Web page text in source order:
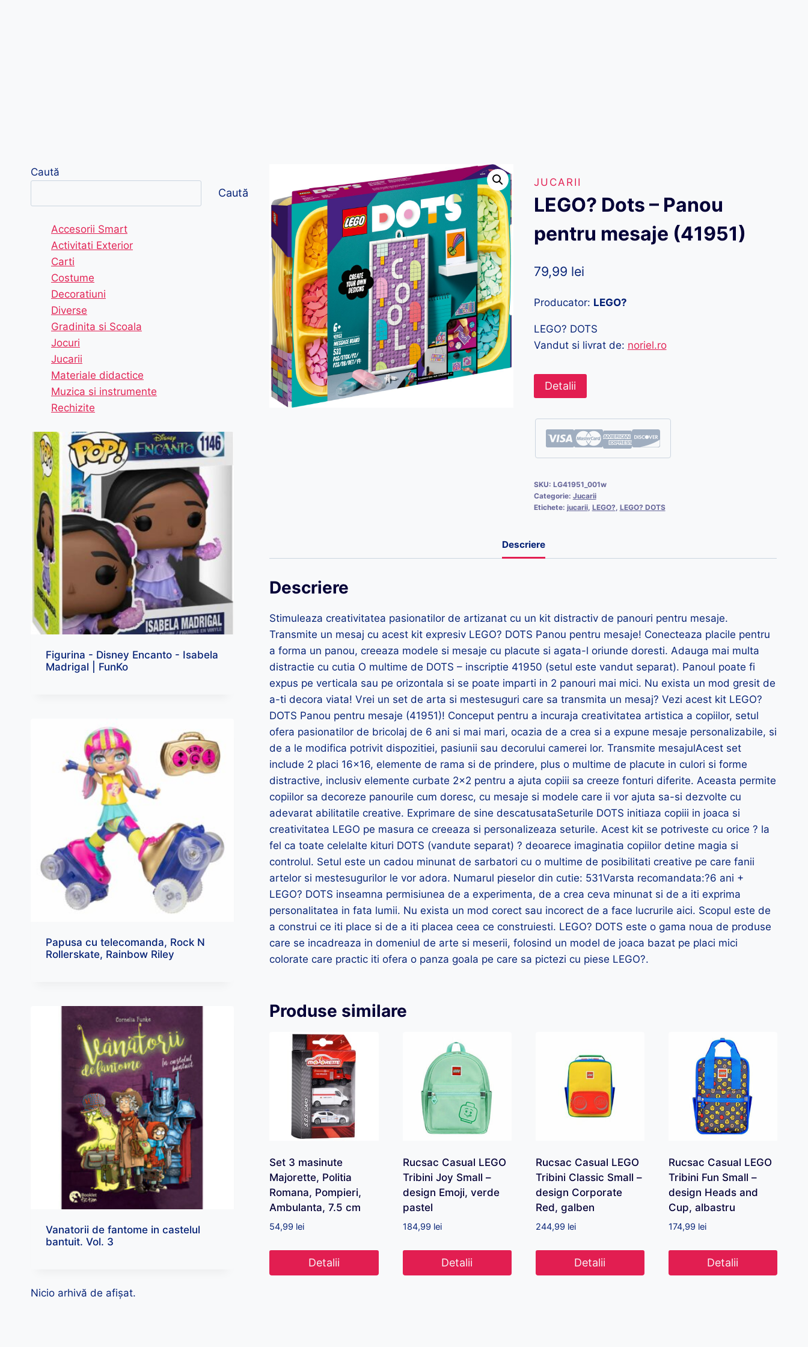
JUCARII
LEGO? Dots – Panou
pentru mesaje (41951)
79,99 lei
Producator: LEGO?
LEGO? DOTS
Vandut si livrat de: noriel.ro
Detalii
SKU: LG41951_001w
Categorie: Jucarii
Etichete: jucarii, LEGO? LEGO? DOTS
Descriere
Descriere
Stimuleaza creativitatea pasionatilor de artizanat cu un kit distractiv de panouri pentru mesaje.
Transmite un mesaj cu acest kit expresiv LEGO? DOTS Panou pentru mesaje! Conecteaza placile pentru
a forma un panou, creeaza modele si mesaje cu placute si agata-l oriunde doresti. Adauga mai multa
distractie cu cutia O multime de DOTS – inscriptie 41950 (setul este vandut separat). Panoul poate fi
expus pe verticala sau pe orizontala si se poate imparti in 2 panouri mai mici. Nu exista un mod gresit de
a-ti decora viata! Vrei un set de arta si mestesuguri care sa transmita un mesaj? Vezi acest kit LEGO?
DOTS Panou pentru mesaje (41951)! Conceput pentru a incuraja creativitatea artistica a copiilor, setul
ofera pasionatilor de bricolaj de 6 ani si mai mari, ocazia de a crea si a expune mesaje personalizabile, si
de a le modifica potrivit dispozitiei, pasiunii sau decorului camerei lor. Transmite mesajulAcest set
include 2 placi 16×16, elemente de rama si de prindere, plus o multime de placute in culori si forme
distractive, inclusiv elemente curbate 2×2 pentru a ajuta copiii sa creeze fonturi diferite. Aceasta permite
copiilor sa decoreze panourile cum doresc, cu mesaje si modele care ii vor ajuta sa-si dezvolte cu
adevarat abilitatile creative. Exprimare de sine descatusataSeturile DOTS initiaza copiii in joaca si
creativitatea LEGO pe masura ce creeaza si personalizeaza seturile. Acest kit se potriveste cu orice ? la
fel ca toate celelalte kituri DOTS (vandute separat) ? deoarece imaginatia copiilor detine magia si
controlul. Setul este un cadou minunat de sarbatori cu o multime de posibilitati creative pe care fanii
artelor si mestesugurilor le vor adora. Numarul pieselor din cutie: 531Varsta recomandata:?6 ani +
LEGO? DOTS inseamna permisiunea de a experimenta, de a crea ceva minunat si de a iti exprima
personalitatea in fata lumii. Nu exista un mod corect sau incorect de a face lucrurile aici. Scopul este de
a construi ce iti place si de a iti placea ceea ce construiesti. LEGO? DOTS este o gama noua de produse
care se incadreaza in domeniul de arte si meserii, folosind un model de joaca bazat pe placi mici
colorate care practic iti ofera o panza goala pe care sa pictezi cu piese LEGO?.
Produse similare
Set 3 masinute
Majorette, Politia
Romana, Pompieri,
Ambulanta, 7.5 cm
54,99 lei
Detalii
Rucsac Casual LEGO
Tribini Joy Small –
design Emoji, verde
pastel
184,99 lei
Detalii
Rucsac Casual LEGO
Tribini Classic Small –
design Corporate
Red, galben
244,99 lei
Detalii
Rucsac Casual LEGO
Tribini Fun Small –
design Heads and
Cup, albastru
174,99 lei
Detalii
Caută
Caută
Accesorii Smart
Activitati Exterior
Carti
Costume
Decoratiuni
Diverse
Gradinita si Scoala
Jocuri
Jucarii
Materiale didactice
Muzica si instrumente
Rechizite
Figurina - Disney Encanto - Isabela
Madrigal | FunKo
Papusa cu telecomanda, Rock N
Rollerskate, Rainbow Riley
Vanatorii de fantome in castelul
bantuit. Vol. 3
Nicio arhivă de afișat.